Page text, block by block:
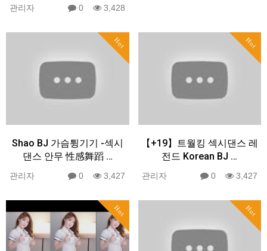
관리자 0 3,428
Hot
Shao BJ 가슴튕기기 -섹시
댄스 안무 性感舞蹈 …
관리자 0 3,427
Hot
【+19】트월킹 섹시댄스 레
전드 Korean BJ …
관리자 0 3,427
Hot Hot